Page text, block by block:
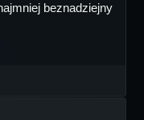
beznadziejny